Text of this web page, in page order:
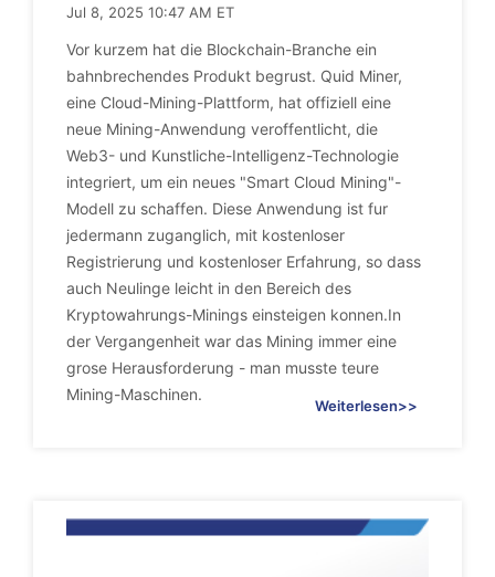
Jul 8, 2025 10:47 AM ET
Vor kurzem hat die Blockchain-Branche ein
bahnbrechendes Produkt begrust. Quid Miner,
eine Cloud-Mining-Plattform, hat offiziell eine
neue Mining-Anwendung veroffentlicht, die
Web3- und Kunstliche-Intelligenz-Technologie
integriert, um ein neues "Smart Cloud Mining"-
Modell zu schaffen. Diese Anwendung ist fur
jedermann zuganglich, mit kostenloser
Registrierung und kostenloser Erfahrung, so dass
auch Neulinge leicht in den Bereich des
Kryptowahrungs-Minings einsteigen konnen.In
der Vergangenheit war das Mining immer eine
grose Herausforderung - man musste teure
Mining-Maschinen.
Weiterlesen>>